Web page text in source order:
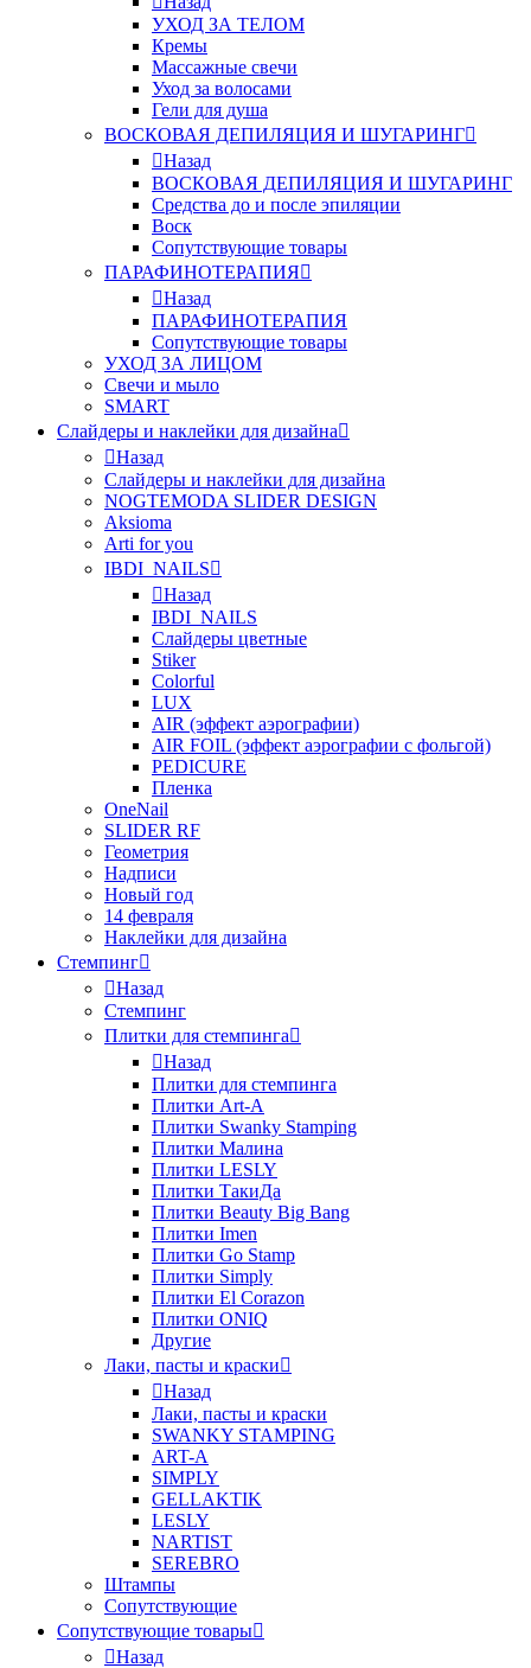
УХОД ЗА ТЕЛОМ
Кремы
Массажные свечи
Уход за волосами
Гели для душа
ВОСКОВАЯ ДЕПИЛЯЦИЯ И ШУГАРИНГ
Назад
ВОСКОВАЯ ДЕПИЛЯЦИЯ И ШУГАРИНГ
Средства до и после эпиляции
Воск
Сопутствующие товары
ПАРАФИНОТЕРАПИЯ
Назад
ПАРАФИНОТЕРАПИЯ
Сопутствующие товары
УХОД ЗА ЛИЦОМ
Свечи и мыло
SMART
Слайдеры и наклейки для дизайна
Назад
Слайдеры и наклейки для дизайна
NOGTEMODA SLIDER DESIGN
Aksioma
Arti for you
IBDI_NAILS
Назад
IBDI_NAILS
Слайдеры цветные
Stiker
Colorful
LUX
AIR (эффект аэрографии)
AIR FOIL (эффект аэрографии с фольгой)
PEDICURE
Пленка
OneNail
SLIDER RF
Геометрия
Надписи
Новый год
14 февраля
Наклейки для дизайна
Стемпинг
Назад
Стемпинг
Плитки для стемпинга
Назад
Плитки для стемпинга
Плитки Art-A
Плитки Swanky Stamping
Плитки Малина
Плитки LESLY
Плитки ТакиДа
Плитки Beauty Big Bang
Плитки Imen
Плитки Go Stamp
Плитки Simply
Плитки El Corazon
Плитки ONIQ
Другие
Лаки, пасты и краски
Назад
Лаки, пасты и краски
SWANKY STAMPING
ART-A
SIMPLY
GELLAKTIK
LESLY
NARTIST
SEREBRO
Штампы
Сопутствующие
Сопутствующие товары
Назад